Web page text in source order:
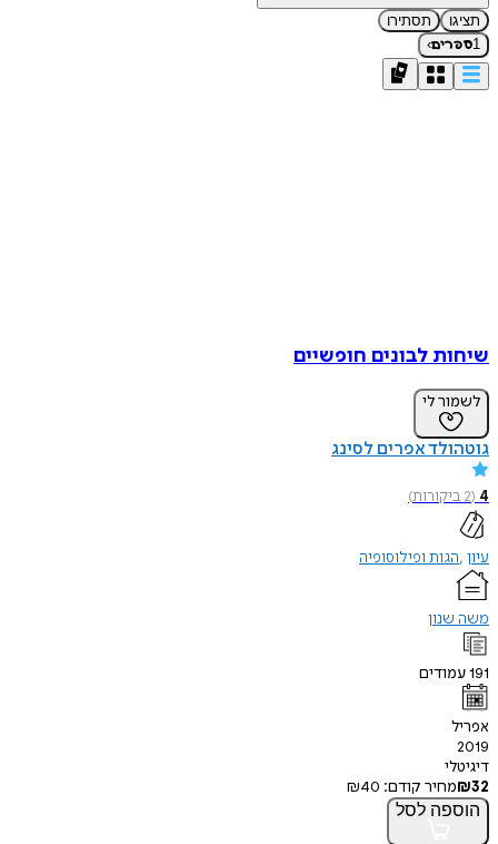
תציגו
תסתירו
1ספרים›
שיחות לבונים חופשיים
לשמור לי
גוטהולד אפרים לסינג
4
(
2ביקורות)
עיון הגות ופילוסופיה
משה שנון
191עמודים
אפריל
2019
דיגיטלי
₪32 מחיר קודם: ₪40
הוספה לסל